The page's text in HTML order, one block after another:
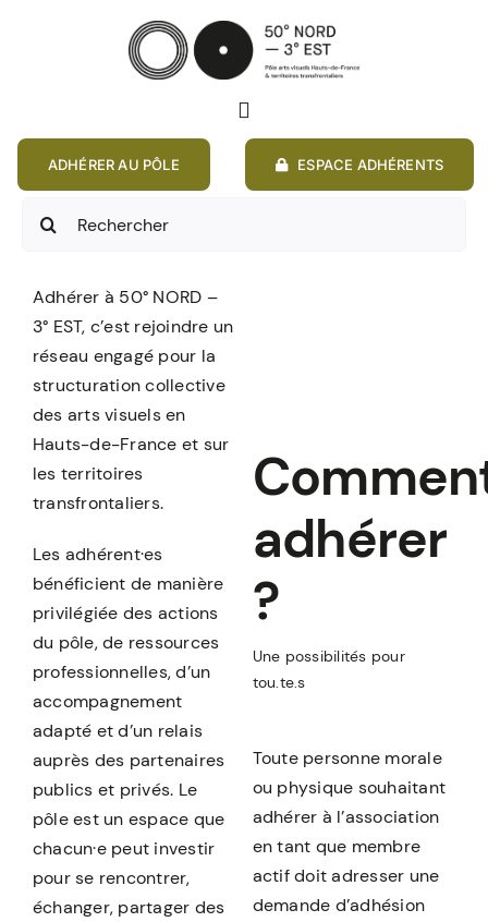
Toggle
Navigation
RESSOURCES
ADHÉRER AU PÔLE ESPACE ADHÉRENTS
Rechercher:
Adhérer à 50° NORD –
3° EST, c’est rejoindre un
réseau engagé pour la
structuration collective
des arts visuels en
Hauts-de-France et sur
les territoires
transfrontaliers.
Les adhérent·es
bénéficient de manière
privilégiée des actions
du pôle, de ressources
professionnelles, d’un
accompagnement
adapté et d’un relais
auprès des partenaires
publics et privés. Le
pôle est un espace que
chacun·e peut investir
pour se rencontrer,
échanger, partager des
adhérer
?
Une possibilités pour
tou.te.s
Toute personne morale
ou physique souhaitant
adhérer à l’association
en tant que membre
actif doit adresser une
demande d’adhésion